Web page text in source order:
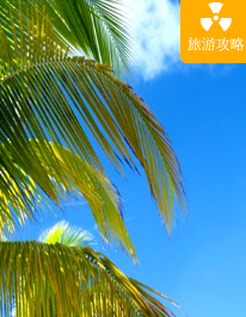
旅游攻略